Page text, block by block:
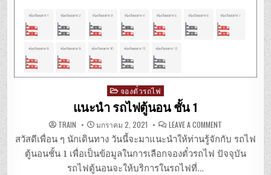
Posted
in
จองตั๋วรถไฟ
แนะนำ รถไฟตู้นอน ชั้น 1
TRAIN มกราคม 2, 2021 LEAVE A COMMENT
รถไฟ
ตู้
นอน
ชั้น
สวัสดีเพื่อน ๆ นักเดินทาง วันนี้จะมาแนะนำให้ท่านรู้จักกับ รถไฟ
ตู้นอนชั้น 1 เพื่อเป็นข้อมูลในการเลือกจองตั๋วรถไฟ ปัจจุบัน
รถไฟตู้นอนจะให้บริการในรถไฟที่…